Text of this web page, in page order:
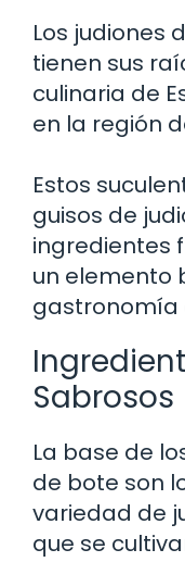
Los judiones
tienen sus
culinaria de
en la región
Estos
guisos de
ingredientes
un elemento
gastronomía
Sabrosos
La base de
de bote son
variedad de
que se